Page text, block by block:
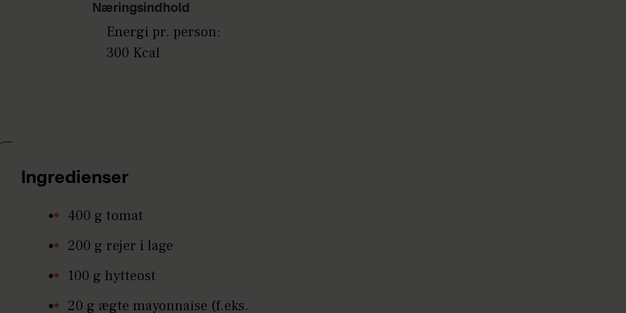
Næringsindhold
Energi pr. person:
300 Kcal
Ingredienser
400 g tomat
200 g rejer i lage
100 g hytteost
20 g ægte mayonnaise (f.eks.